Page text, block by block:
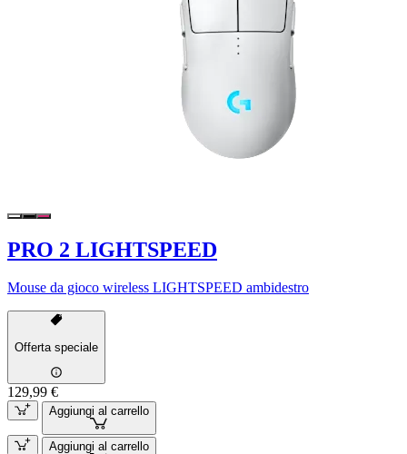
PRO 2 LIGHTSPEED
Mouse da gioco wireless LIGHTSPEED ambidestro
Offerta speciale
129,99 €
Aggiungi al carrello
Aggiungi al carrello